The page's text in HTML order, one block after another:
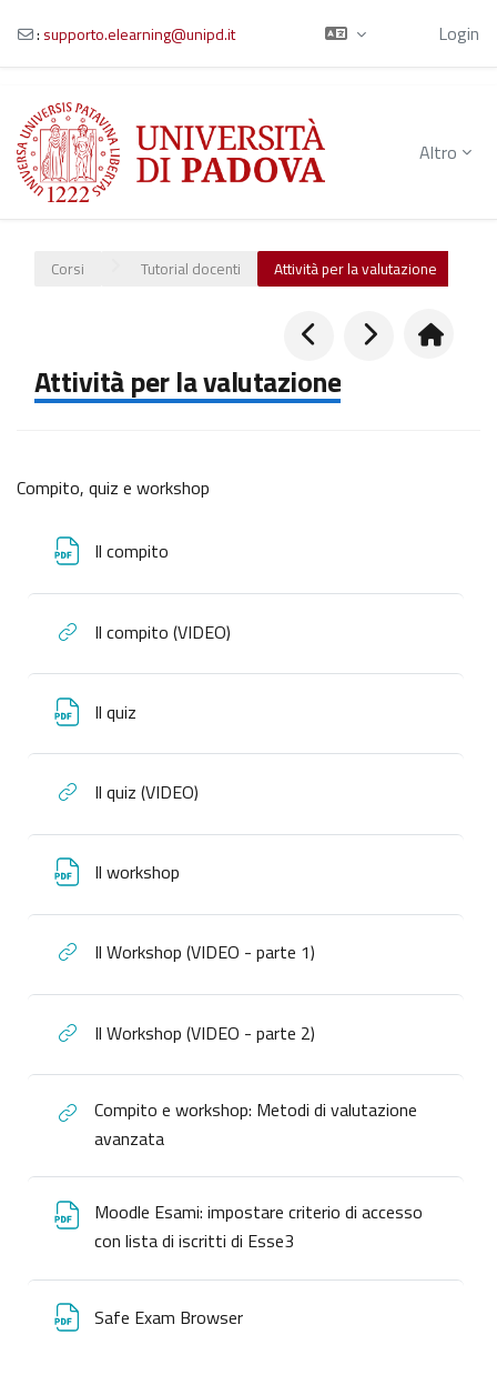
Vai al contenuto principale
: supporto.elearning@unipd.it Login
Altro
Corsi Tutorial docenti Attività per la valutazione
Attività per la valutazione
Compito, quiz e workshop
Il compito
Il compito (VIDEO)
Il quiz
Il quiz (VIDEO)
Il workshop
Il Workshop (VIDEO - parte 1)
Il Workshop (VIDEO - parte 2)
Compito e workshop: Metodi di valutazione
avanzata
Moodle Esami: impostare criterio di accesso
con lista di iscritti di Esse3
Safe Exam Browser